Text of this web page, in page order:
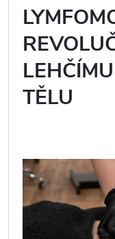
TĚLU